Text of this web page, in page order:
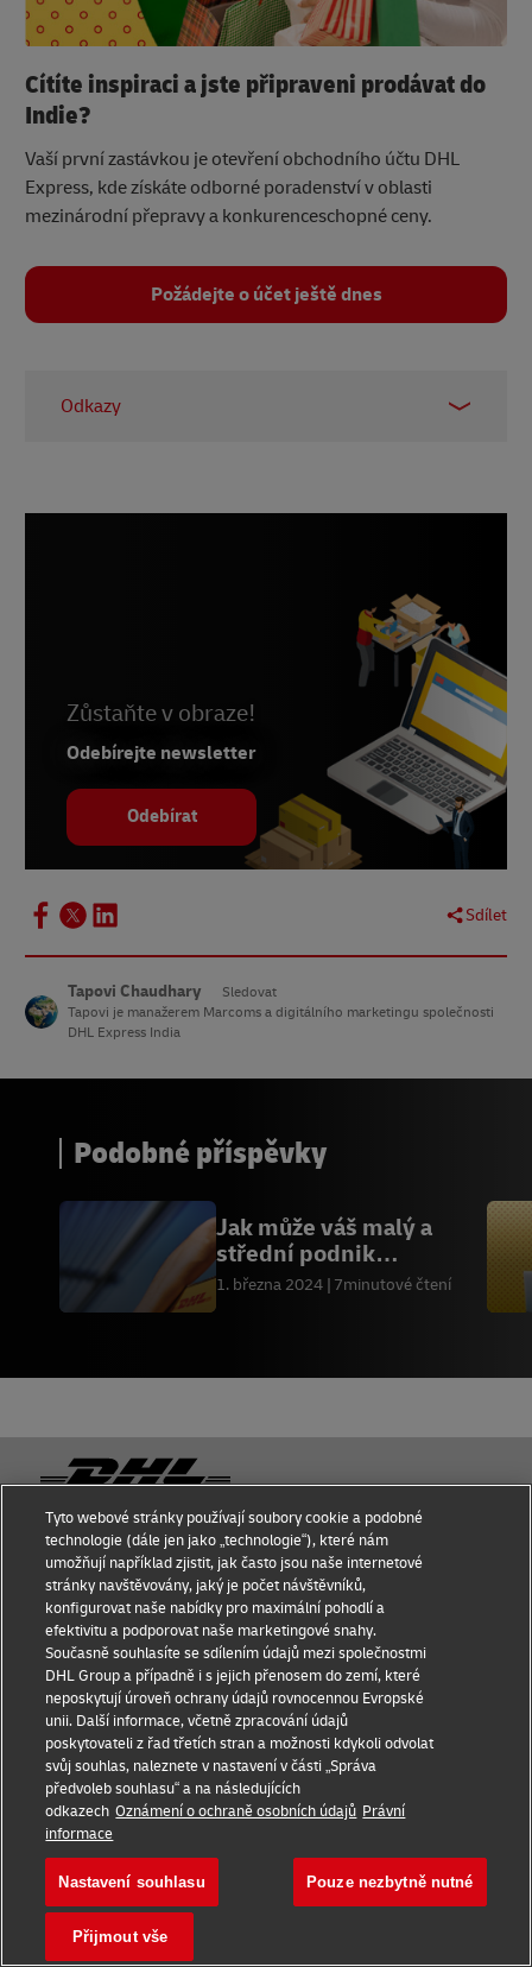
Cítíte inspiraci a jste připraveni prodávat do
Indie?
Vaší první zastávkou je otevření obchodního účtu DHL
Express, kde získáte odborné poradenství v oblasti
mezinárodní přepravy a konkurenceschopné ceny.
Požádejte o účet ještě dnes
Odkazy
7.
BCG, červenec 2022
Statista, únor 2023
The Economic Times, únor 2022
12. Similarweb, květen 2023
14.
BCG, červenec 2022
15.ResearchGate, květen 2020
Zůstaňte v obraze!
Odebírejte newsletter
Odebírat
Sdílet
Tapovi Chaudhary
Sledovat
Tapovi je manažerem Marcoms a digitálního marketingu společnosti
DHL Express India
Podobné příspěvky
Jak může váš malý a
střední podnik
obchodovat se
1. března 2024 7minutové čtení
Zápatí
Získejte tipy a rady na mezinárodní přepravu
Jste připraveni na růst vaší firmy?
Přidejte se k více než 5000 firmám, které rostou společně s
DHL Discover
Články
Poradenství pro malé
firmy
Poradenství v oblasti
elektronického
obchodování
Společnost
O DHL
Tiskové oddělení
Tyto webové stránky používají soubory cookie a podobné
technologie (dále jen jako „technologie“), které nám
umožňují například zjistit, jak často jsou naše internetové
stránky navštěvovány, jaký je počet návštěvníků,
konfigurovat naše nabídky pro maximální pohodlí a
efektivitu a podporovat naše marketingové snahy.
Současně souhlasíte se sdílením údajů mezi společnostmi
DHL Group a případně i s jejich přenosem do zemí, které
neposkytují úroveň ochrany údajů rovnocennou Evropské
unii. Další informace, včetně zpracování údajů
poskytovateli z řad třetích stran a možnosti kdykoli odvolat
svůj souhlas, naleznete v nastavení v části „Správa
předvoleb souhlasu“ a na následujících
odkazech Oznámení o ochraně osobních údajů Právní
informace
Nastavení souhlasu Pouze nezbytně nutné
Přijmout vše